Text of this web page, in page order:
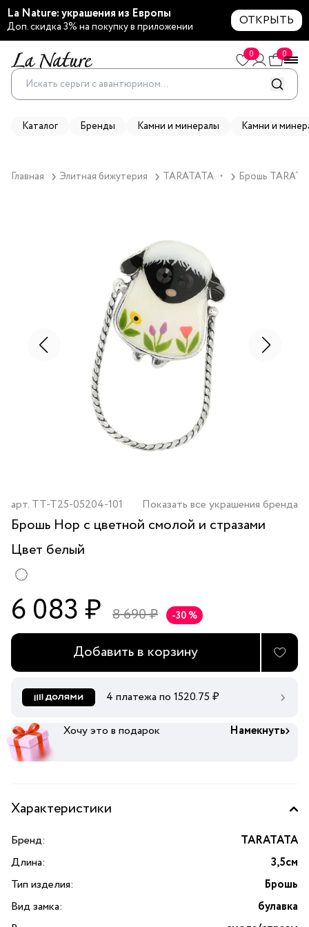
La Nature: украшения из Европы
Доп. скидка 3% на покупку в приложении ОТКРЫТЬ
0 0
Каталог Бренды Камни и минералы Камни и
Главная Элитная бижутерия TARATATA ▼ Брошь
арт. TT-T25-05204-101 Показать все украшения бренда
Брошь Hop с цветной смолой и стразами
Цвет белый
6 083 ₽ 8 690 ₽ -30 %
Добавить в корзину
4 платежа по 1520.75 ₽
Хочу это в подарок Намекнуть
Характеристики
Бренд:
TARATATA
Длина:
3,5см
Тип изделия:
Брошь
Вид замка:
булавка